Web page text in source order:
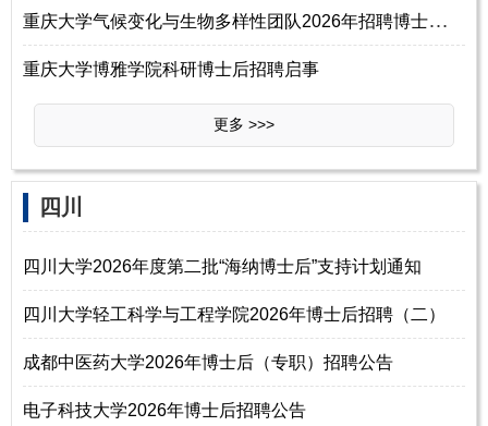
重
庆大学气候变化与生物多样性团队2026年招聘博士后、科研助理
重庆大学博雅学院科研博士后招聘启事
更多 >>>
‌四‌川
四川大学2026年度第二批“海纳博士后”支持计划通知
四川大学轻工科学与工程学院2026年博士后招聘（二）
成都中医药大学2026年博士后（专职）招聘公告
电子科技大学2026年博士后招聘公告